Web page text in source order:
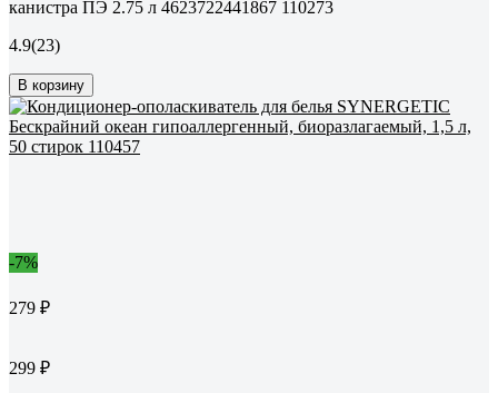
канистра ПЭ 2.75 л 4623722441867 110273
4.9(23)
В корзину
-7%
279 ₽
299 ₽